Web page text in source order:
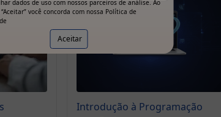
dados de uso com nossos parceiros de análise. Ao
você concorda com nossa Política de
Aceitar
Introdução à Programação